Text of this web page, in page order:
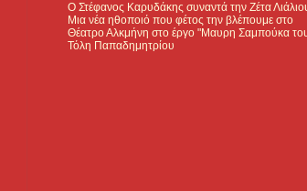
Ο Στέφανος Καρυδάκης συναντά την Ζέτα
Μια νέα ηθοποιό που φέτος την βλέπουμε στο
Θέατρο Αλκμήνη στο έργο "Μαυρη Σαμπούκα
Τόλη Παπαδημητρίου